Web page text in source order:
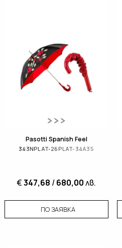
Pasotti Spanish Feel
343NPLAT-26PLAT-34A35
€347,68 /680,00лв.
ПО ЗАЯВКА